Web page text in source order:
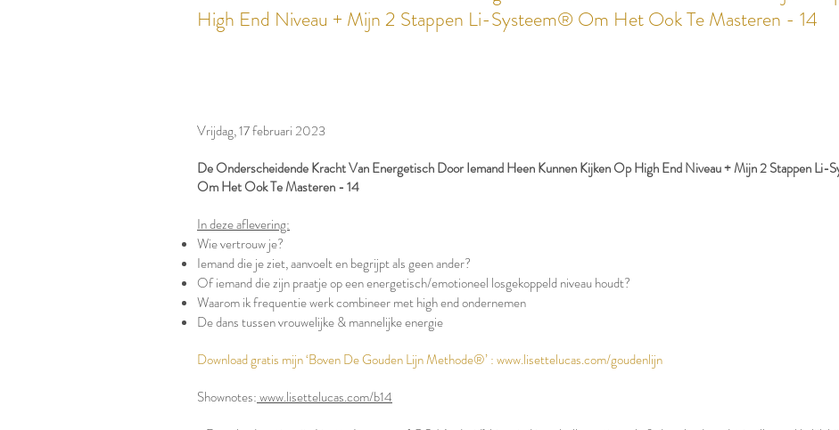
High End Niveau + Mijn 2 Stappen Li-Systeem® Om Het Ook Te Masteren - 14
Vrijdag, 17 februari 2023
De Onderscheidende Kracht Van Energetisch Door Iemand Heen Kunnen Kijken Op High End Niveau + Mijn 2 Stappen Li-
Om Het Ook Te Masteren - 14
In deze aflevering:
Wie vertrouw je?
Iemand die je ziet, aanvoelt en begrijpt als geen ander?
Of iemand die zijn praatje op een energetisch/emotioneel losgekoppeld niveau houdt?
Waarom ik frequentie werk combineer met high end ondernemen
De dans tussen vrouwelijke & mannelijke energie
Download gratis mijn ‘Boven De Gouden Lijn Methode®’ :www.lisettelucas.com/goudenlijn
Shownotes:www.lisettelucas.com/b14